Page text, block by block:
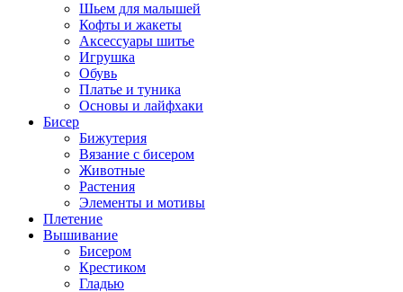
Шьем для малышей
Кофты и жакеты
Аксессуары шитье
Игрушка
Обувь
Платье и туника
Основы и лайфхаки
Бисер
Бижутерия
Вязание с бисером
Животные
Растения
Элементы и мотивы
Плетение
Вышивание
Бисером
Крестиком
Гладью